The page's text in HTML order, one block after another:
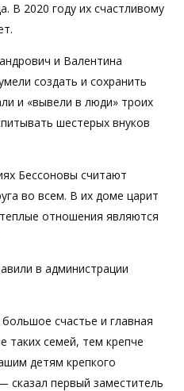
В 2020 году их счастливому
и Валентина
создать и сохранить
и «вывели в люди» троих
шестерых внуков
Бессоновы считают
во всем. В их доме царит
отношения являются
в администрации
счастье и главная
семей, тем крепче
детям крепкого
сказал первый заместитель